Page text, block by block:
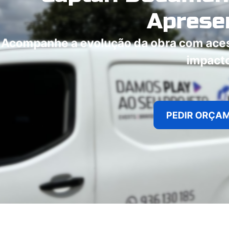
Acompanhe a evolução da obra com
PEDIR ORÇ